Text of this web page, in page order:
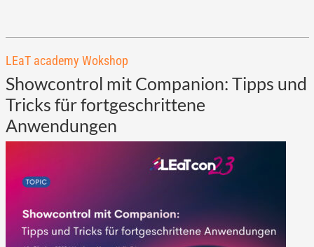
LEaT academy Wokshop
Showcontrol mit Companion: Tipps und
Tricks für fortgeschrittene
Anwendungen